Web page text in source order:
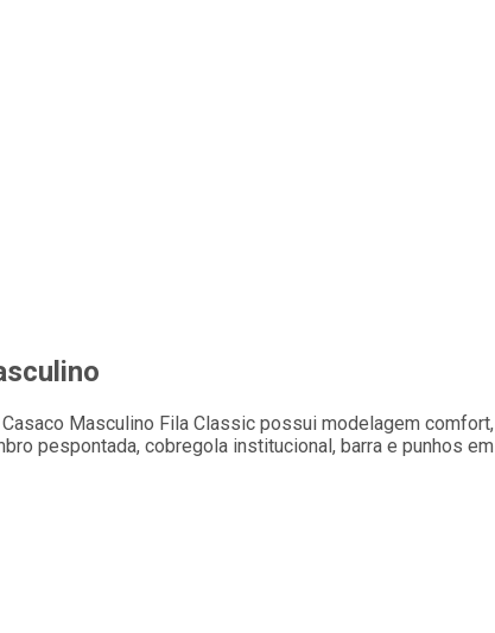
Masculino Fila Classic possui modelagem comfort,
pespontada, cobregola institucional, barra e punhos em